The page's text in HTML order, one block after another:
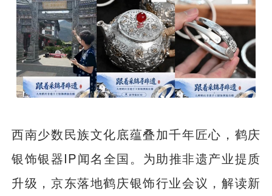
西南少数民族文化底蕴叠加千年匠心，鹤庆
银饰银器IP闻名全国。为助推非遗产业提质
升级，京东落地鹤庆银饰行业会议，解读新